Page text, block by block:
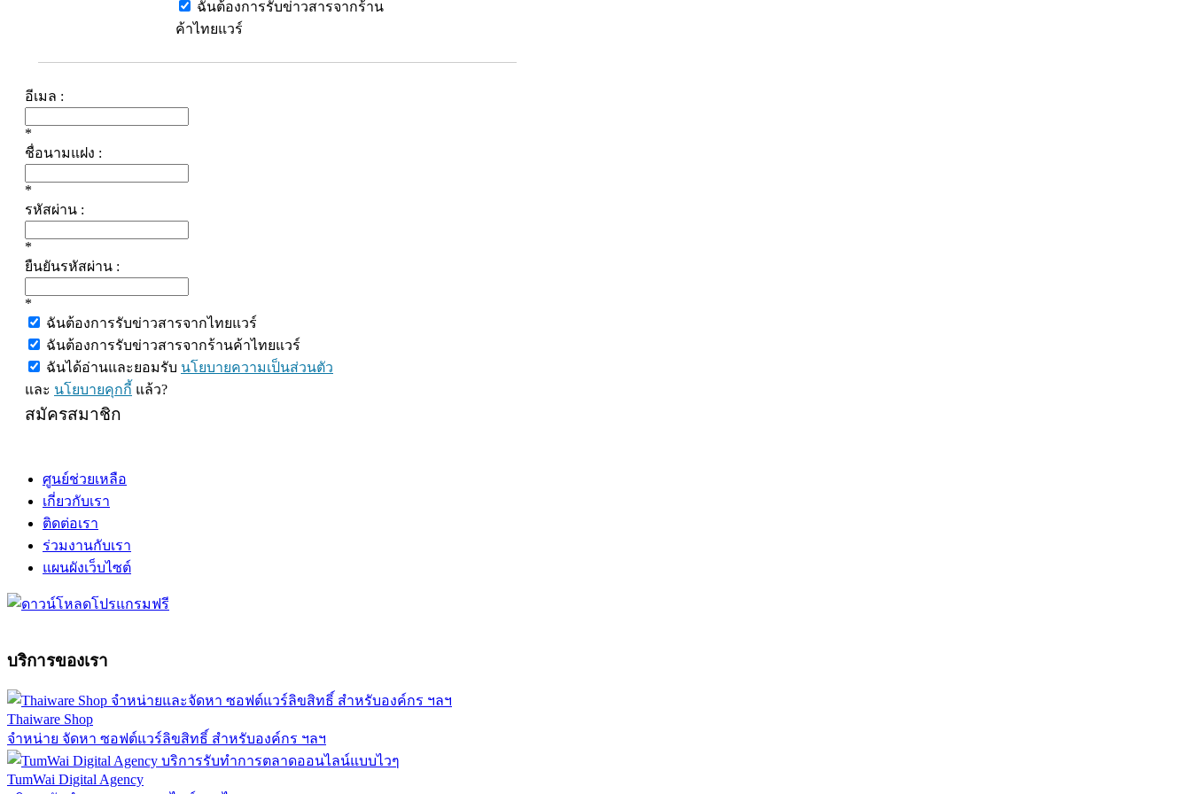
ฉันต้องการรับข่าวสารจากร้าน
ค้าไทยแวร์
อีเมล :
*
ชื่อนามแฝง :
*
รหัสผ่าน :
*
ยืนยันรหัสผ่าน :
*
ฉันต้องการรับข่าวสารจากไทยแวร์
ฉันต้องการรับข่าวสารจากร้านค้าไทยแวร์
ฉันได้อ่านและยอมรับ นโยบายความเป็นส่วนตัว
และ นโยบายคุกกี้ แล้ว?
สมัครสมาชิก
ศูนย์ช่วยเหลือ
เกี่ยวกับเรา
ติดต่อเรา
ร่วมงานกับเรา
แผนผังเว็บไซต์
บริการของเรา
Thaiware Shop
จำหน่าย จัดหา ซอฟต์แวร์ลิขสิทธิ์ สำหรับองค์กร ฯลฯ
TumWai Digital Agency